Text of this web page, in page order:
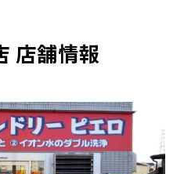
コラム
るご質問
店舗情報